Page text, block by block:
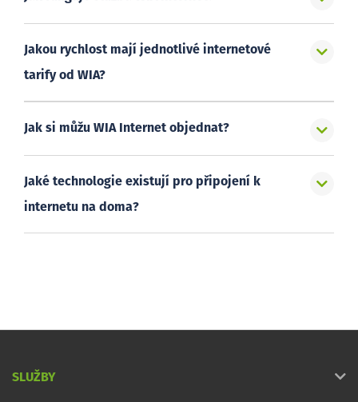
Jakou rychlost mají jednotlivé internetové
tarify od WIA?
Jak si můžu WIA Internet objednat?
Jaké technologie existují pro připojení k
internetu na doma?
SLUŽBY